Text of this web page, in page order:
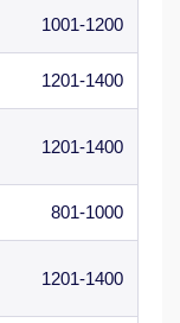
1001-1200
1201-1400
1201-1400
801-1000
1201-1400